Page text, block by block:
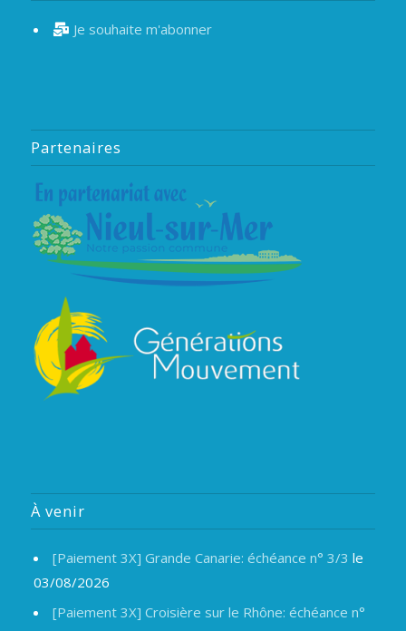
Je souhaite m'abonner
Partenaires
À venir
[Paiement 3X] Grande Canarie: échéance n° 3/3 le
03/08/2026
[Paiement 3X] Croisière sur le Rhône: échéance n°